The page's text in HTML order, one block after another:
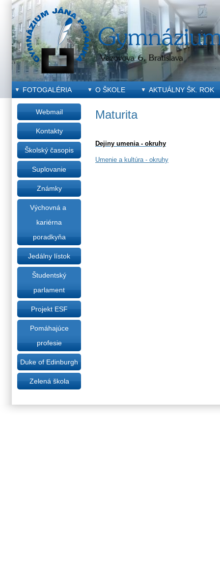
FOTOGALÉRIA O ŠKOLE AKTUÁLNY ŠK. ROK
Maturita
Dejiny umenia - okruhy
Umenie a kultúra - okruhy
Webmail
Kontakty
Školský časopis
Suplovanie
Známky
Výchovná a
kariérna
poradkyňa
Jedálny lístok
Študentský
parlament
Projekt ESF
Pomáhajúce
profesie
Duke of Edinburgh
Zelená škola